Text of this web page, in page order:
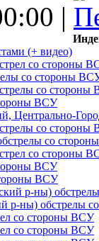
|
(+ видео)
со стороны
со стороны
со стороны
ВСУ
Центрально-
со стороны
со
со стороны
ВСУ
ВСУ
р-ны)
р-ны) обстрелы
со стороны ВСУ
со стороны ВСУ